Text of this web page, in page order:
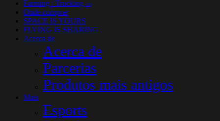
Farming / Trucking (12)
Onde comprar
SPACE IS YOURS
FLYING IS SHARING
Acerca de
Acerca de
Parcerias
Produtos mais antigos
Mais
Esports